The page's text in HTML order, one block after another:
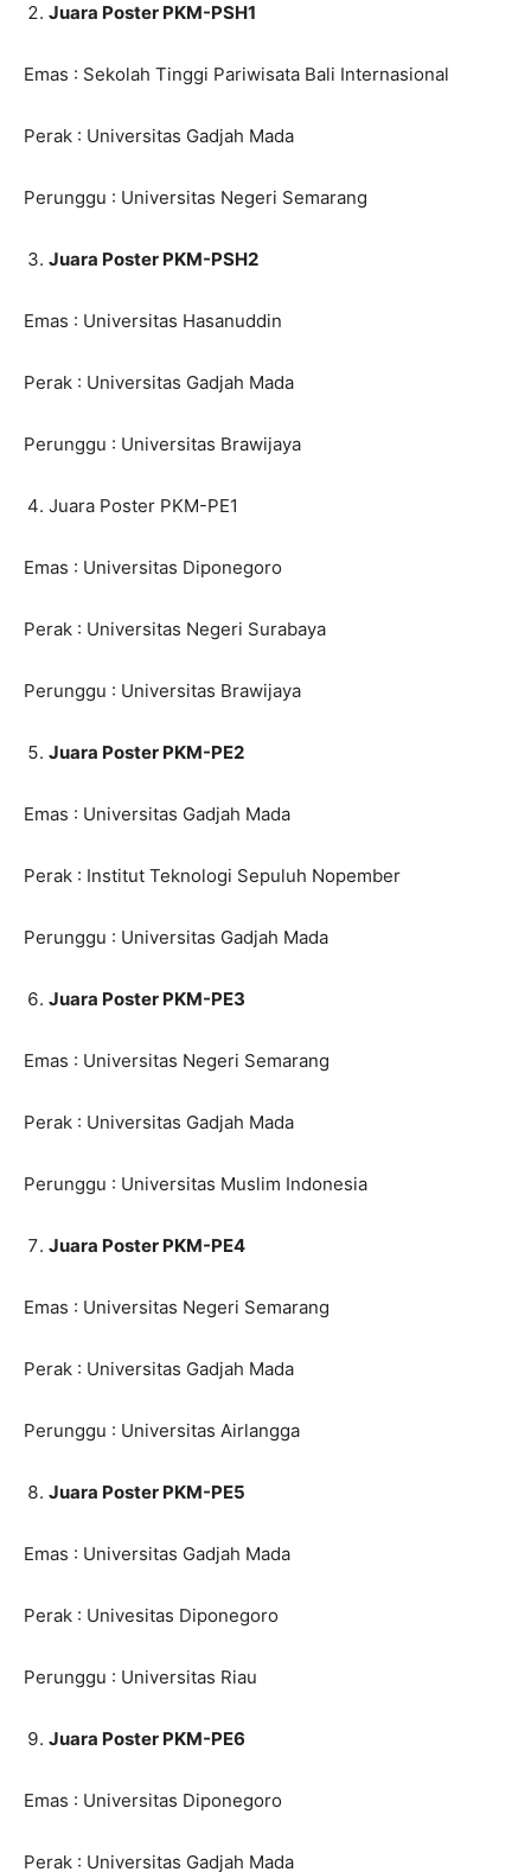
Juara Poster PKM-PSH1
Emas : Sekolah Tinggi Pariwisata Bali Internasional
Perak : Universitas Gadjah Mada
Perunggu : Universitas Negeri Semarang
Juara Poster PKM-PSH2
Emas : Universitas Hasanuddin
Perak : Universitas Gadjah Mada
Perunggu : Universitas Brawijaya
Juara Poster PKM-PE1
Emas : Universitas Diponegoro
Perak : Universitas Negeri Surabaya
Perunggu : Universitas Brawijaya
Juara Poster PKM-PE2
Emas : Universitas Gadjah Mada
Perak : Institut Teknologi Sepuluh Nopember
Perunggu : Universitas Gadjah Mada
Juara Poster PKM-PE3
Emas : Universitas Negeri Semarang
Perak : Universitas Gadjah Mada
Perunggu : Universitas Muslim Indonesia
Juara Poster PKM-PE4
Emas : Universitas Negeri Semarang
Perak : Universitas Gadjah Mada
Perunggu : Universitas Airlangga
Juara Poster PKM-PE5
Emas : Universitas Gadjah Mada
Perak : Univesitas Diponegoro
Perunggu : Universitas Riau
Juara Poster PKM-PE6
Emas : Universitas Diponegoro
Perak : Universitas Gadjah Mada